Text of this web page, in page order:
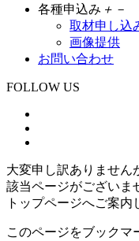
各種申込み ＋ －
取材申し込
画像提供
お問い合わせ
FOLLOW US
大変申し訳ありません
該当ページがございま
トップページへご案内
このページをブックマ